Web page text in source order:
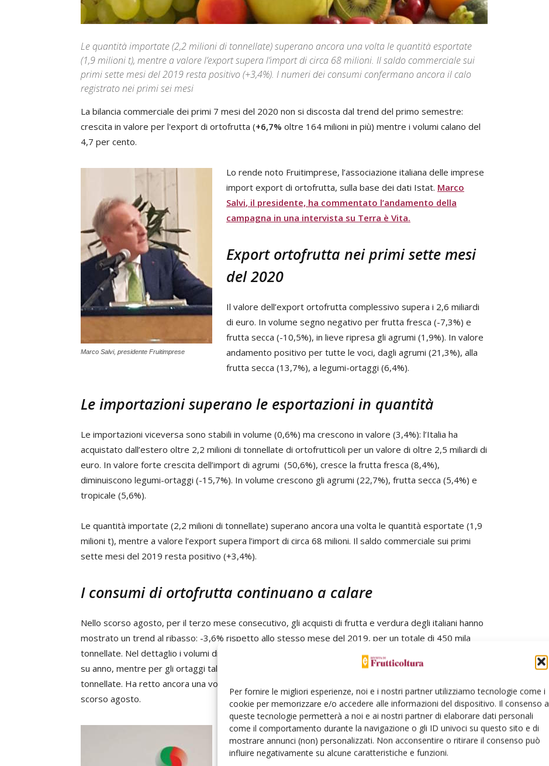
Per fornire le migliori esperienze, noi e i nostri partner utilizziamo tecnologie come i
cookie per memorizzare e/o accedere alle informazioni del dispositivo. Il consenso a
queste tecnologie permetterà a noi e ai nostri partner di elaborare dati personali
come il comportamento durante la navigazione o gli ID univoci su questo sito e di
mostrare annunci (non) personalizzati. Non acconsentire o ritirare il consenso può
influire negativamente su alcune caratteristiche e funzioni.
Le quantità importate (2,2 milioni di tonnellate) superano ancora una volta le quantità esportate
(1,9 milioni t), mentre a valore l’export supera l’import di circa 68 milioni. Il saldo commerciale sui
primi sette mesi del 2019 resta positivo (+3,4%). I numeri dei consumi confermano ancora il calo
registrato nei primi sei mesi
La bilancia commerciale dei primi 7 mesi del 2020 non si discosta dal trend del primo semestre:
crescita in valore per l'export di ortofrutta (+6,7% oltre 164 milioni in più) mentre i volumi calano del
4,7 per cento.
Marco Salvi, presidente Fruitimprese
Lo rende noto Fruitimprese, l’associazione italiana delle imprese
import export di ortofrutta, sulla base dei dati Istat. Marco
Salvi, il presidente, ha commentato l’andamento della
campagna in una intervista su Terra è Vita.
Export ortofrutta nei primi sette mesi
del 2020
Il valore dell’export ortofrutta complessivo supera i 2,6 miliardi
di euro. In volume segno negativo per frutta fresca (-7,3%) e
frutta secca (-10,5%), in lieve ripresa gli agrumi (1,9%). In valore
andamento positivo per tutte le voci, dagli agrumi (21,3%), alla
frutta secca (13,7%), a legumi-ortaggi (6,4%).
Le importazioni superano le esportazioni in quantità
Le importazioni viceversa sono stabili in volume (0,6%) ma crescono in valore (3,4%): l’Italia ha
acquistato dall’estero oltre 2,2 milioni di tonnellate di ortofrutticoli per un valore di oltre 2,5 miliardi di
euro. In valore forte crescita dell’import di agrumi (50,6%), cresce la frutta fresca (8,4%),
diminuiscono legumi-ortaggi (-15,7%). In volume crescono gli agrumi (22,7%), frutta secca (5,4%) e
tropicale (5,6%).
Le quantità importate (2,2 milioni di tonnellate) superano ancora una volta le quantità esportate (1,9
milioni t), mentre a valore l’export supera l’import di circa 68 milioni. Il saldo commerciale sui primi
sette mesi del 2019 resta positivo (+3,4%).
I consumi di ortofrutta continuano a calare
Nello scorso agosto, per il terzo mese consecutivo, gli acquisti di frutta e verdura degli italiani hanno
mostrato un trend al ribasso: -3,6% rispetto allo stesso mese del 2019, per un totale di 450 mila
tonnellate. Nel dettaglio i volumi di frutta acquistati sono stati pari a 262 mila tonnellate, -5,6% anno
su anno, mentre per gli ortaggi tale contrazione si è fermata a -0,7% per un totale di 187 mila
tonnellate. Ha retto ancora una volta il biologico, con quantitativi pressoché in linea con quelli dello
scorso agosto.
«Facendo un’analisi dei primi 8 mesi dell’anno - commenta il
direttore dell’Osservatorio di Mercato di Cso Italy,Elisa Macchi
- il totale supera i 4 milioni di tonnellate di ortofrutta acquistata. Il